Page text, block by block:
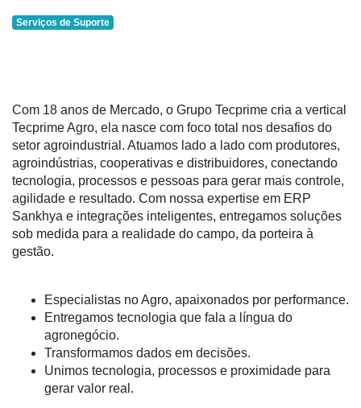
Precisão
Automação
e
Robótica
Conectividade
Dados
e
Commerce
Informatização
Vertical
Serviços de Suporte
Com 18 anos de Mercado, o Grupo Tecprime cria a vertical
Tecprime Agro, ela nasce com foco total nos desafios do
setor agroindustrial. Atuamos lado a lado com produtores,
agroindústrias, cooperativas e distribuidores, conectando
tecnologia, processos e pessoas para gerar mais controle,
agilidade e resultado. Com nossa expertise em ERP
Sankhya e integrações inteligentes, entregamos soluções
sob medida para a realidade do campo, da porteira à
gestão.
Especialistas no Agro, apaixonados por performance.
Entregamos tecnologia que fala a língua do
agronegócio.
Transformamos dados em decisões.
Unimos tecnologia, processos e proximidade para
gerar valor real.